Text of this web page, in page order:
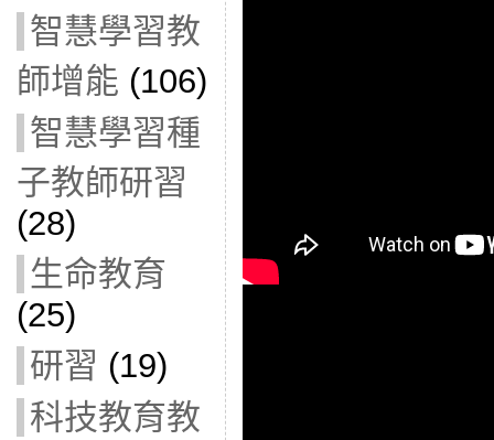
智慧學習教
師增能 (106)
智慧學習種
子教師研習
(28)
生命教育
(25)
研習 (19)
科技教育教